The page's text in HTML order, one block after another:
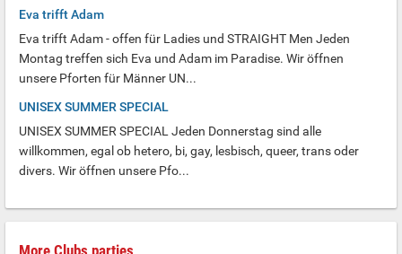
Eva trifft Adam
Eva trifft Adam - offen für Ladies und STRAIGHT Men Jeden
Montag treffen sich Eva und Adam im Paradise. Wir öffnen
unsere Pforten für Männer UN...
UNISEX SUMMER SPECIAL
UNISEX SUMMER SPECIAL Jeden Donnerstag sind alle
willkommen, egal ob hetero, bi, gay, lesbisch, queer, trans oder
divers. Wir öffnen unsere Pfo...
More Clubs parties